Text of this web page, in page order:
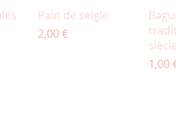
Aperçu rapide
Pain de seigle
Prix
2,00 €
siècle
Prix
1,00